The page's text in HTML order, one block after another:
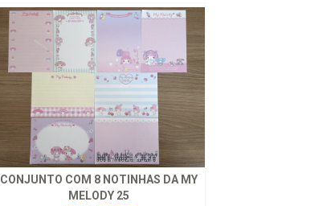
CONJUNTO COM 8 NOTINHAS DA MY
MELODY 25